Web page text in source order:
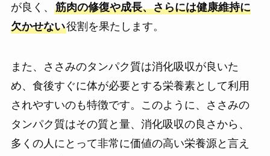
が良く、 筋肉の修復や成長、さらには健康維持に
欠かせない役割を果たします。
また、ささみのタンパク質は消化吸収が良いた
め、食後すぐに体が必要とする栄養素として利用
されやすいのも特徴です。このように、ささみの
タンパク質はその質と量、消化吸収の良さから、
多くの人にとって非常に価値の高い栄養源と言え